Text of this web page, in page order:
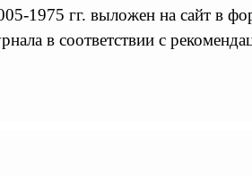
1975 гг. выложен на сайт в
в соответствии с